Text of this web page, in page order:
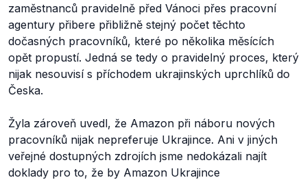
zaměstnanců pravidelně před Vánoci přes pracovní
agentury přibere přibližně stejný počet těchto
dočasných pracovníků, které po několika měsících
opět propustí. Jedná se tedy o pravidelný proces, který
nijak nesouvisí s příchodem ukrajinských uprchlíků do
Česka.
Žyla zároveň uvedl, že Amazon při náboru nových
pracovníků nijak nepreferuje Ukrajince. Ani v jiných
veřejné dostupných zdrojích jsme nedokázali najít
doklady pro to, že by Amazon Ukrajince